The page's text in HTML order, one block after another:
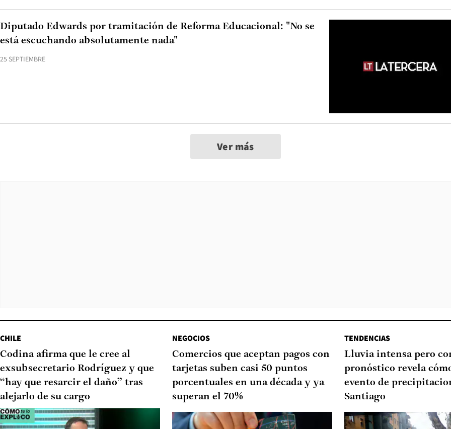
25 SEPTIEMBRE
Diputado Edwards por tramitación de Reforma Educacional: "No se
está escuchando absolutamente nada"
Ver más
CHILE
Codina afirma que le cree al
exsubsecretario Rodríguez y que
“hay que resarcir el daño” tras
alejarlo de su cargo
NEGOCIOS
Comercios que aceptan pagos con
tarjetas suben casi 50 puntos
porcentuales en una década y ya
superan el 70%
TENDENCIAS
Lluvia intensa pero
pronóstico revela
evento de
Santiago